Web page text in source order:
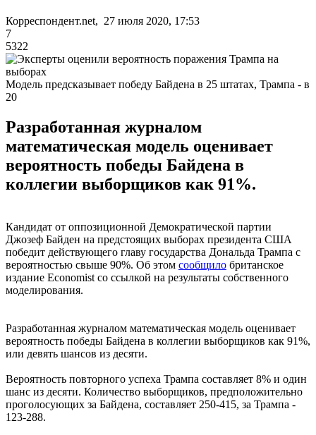
Корреспондент.net, 27 июля 2020, 17:53
7
5322
Модель предсказывает победу Байдена в 25 штатах, Трампа - в
20
Разработанная журналом
математическая модель оценивает
вероятность победы Байдена в
коллегии выборщиков как 91%.
Кандидат от оппозиционной Демократической партии
Джозеф Байден на предстоящих выборах президента США
победит действующего главу государства Дональда Трампа с
вероятностью свыше 90%. Об этом сообщило британское
издание Economist со ссылкой на результаты собственного
моделирования.
Разработанная журналом математическая модель оценивает
вероятность победы Байдена в коллегии выборщиков как 91%,
или девять шансов из десяти.
Вероятность повторного успеха Трампа составляет 8% и один
шанс из десяти. Количество выборщиков, предположительно
проголосующих за Байдена, составляет 250-415, за Трампа -
123-288.